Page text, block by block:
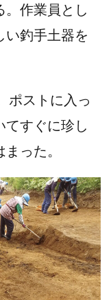
作業員とし
い釣手土器を
ポストに入っ
てすぐに珍し
った。